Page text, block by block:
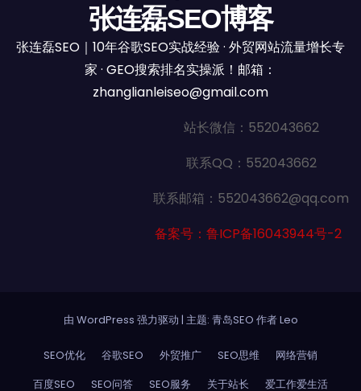
张连磊SEO博客
张连磊SEO｜10年谷歌SEO实战经验 · 外贸网站流量增长专
家 · GEO搜索排名实操派！邮箱：
zhanglianleiseo@gmail.com
站长微信：552043662
联系QQ：552043662
联系邮箱：552043662@qq.com
备案号：鲁ICP备16043944号-2
由 WordPress 强力驱动 | 主题: 青岛SEO 作者Leo
SEO优化 谷歌SEO 外贸推广 SEO思维
网络营销
百度SEO
SEO问答 SEO服务 关于站长 爱工作爱生活